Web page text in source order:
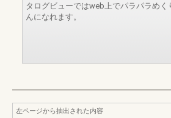
タログビューではweb上でパラパラめく
んになれます。
左ページから抽出された内容